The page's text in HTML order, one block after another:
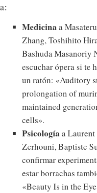
a:
Medicina a
Zhang, Toshihito
Bashuda Masanoriy
escuchar ópera si te
un ratón: «Auditory
prolongation of
maintained
cells».
Psicología a
Zerhouni, Baptiste
confirmar
estar borrachas
«Beauty Is in the